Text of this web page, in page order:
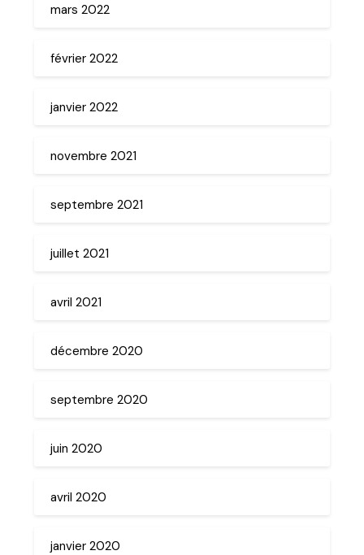
mars 2022
février 2022
janvier 2022
novembre 2021
septembre 2021
juillet 2021
avril 2021
décembre 2020
septembre 2020
juin 2020
avril 2020
janvier 2020